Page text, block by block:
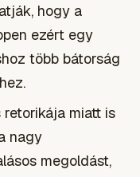
hogy a
ezért egy
több bátorság
miatt is
nagy
megoldást,